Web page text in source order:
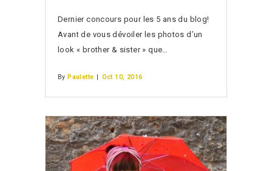
Dernier concours pour les 5 ans du blog!
Avant de vous dévoiler les photos d’un
look « brother & sister » que…
By Paulette | Oct 10, 2016